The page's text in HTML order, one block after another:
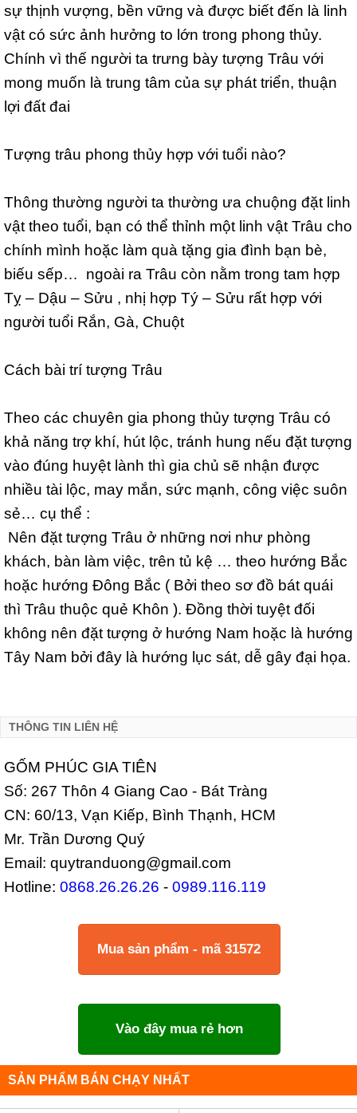
sự thịnh vượng, bền vững và được biết đến là linh
vật có sức ảnh hưởng to lớn trong phong thủy.
Chính vì thế người ta trưng bày tượng Trâu với
mong muốn là trung tâm của sự phát triển, thuận
lợi đất đai
Tượng trâu phong thủy hợp với tuổi nào?
Thông thường người ta thường ưa chuộng đặt linh
vật theo tuổi, bạn có thể thỉnh một linh vật Trâu cho
chính mình hoặc làm quà tặng gia đình bạn bè,
biếu sếp… ngoài ra Trâu còn nằm trong tam hợp
Tỵ – Dậu – Sửu , nhị hợp Tý – Sửu rất hợp với
người tuổi Rắn, Gà, Chuột
Cách bài trí tượng Trâu
Theo các chuyên gia phong thủy tượng Trâu có
khả năng trợ khí, hút lộc, tránh hung nếu đặt tượng
vào đúng huyệt lành thì gia chủ sẽ nhận được
nhiều tài lộc, may mắn, sức mạnh, công việc suôn
sẻ… cụ thể :
Nên đặt tượng Trâu ở những nơi như phòng
khách, bàn làm việc, trên tủ kệ … theo hướng Bắc
hoặc hướng Đông Bắc ( Bởi theo sơ đồ bát quái
thì Trâu thuộc quẻ Khôn ). Đồng thời tuyệt đối
không nên đặt tượng ở hướng Nam hoặc là hướng
Tây Nam bởi đây là hướng lục sát, dễ gây đại họa.
THÔNG TIN LIÊN HỆ
GỐM PHÚC GIA TIÊN
Số: 267 Thôn 4 Giang Cao - Bát Tràng
CN: 60/13, Vạn Kiếp, Bình Thạnh, HCM
Mr. Trần Dương Quý
Email: quytranduong@gmail.com
Hotline: 0868.26.26.26 - 0989.116.119
Mua sản phẩm - mã 31572
Vào đây mua rẻ hơn
SẢN PHẨM BÁN CHẠY NHẤT